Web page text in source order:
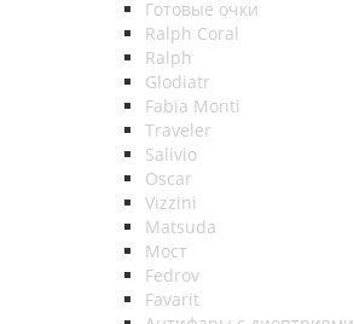
Готовые очки
Ralph Coral
Ralph
Glodiatr
Fabia Monti
Traveler
Salivio
Oscar
Vizzini
Matsuda
Мост
Fedrov
Favarit